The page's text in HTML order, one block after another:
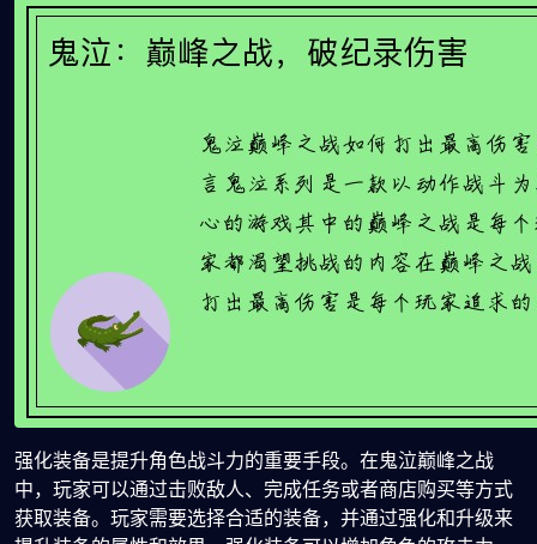
强化装备是提升角色战斗力的重要手段。在鬼泣巅峰之战
中，玩家可以通过击败敌人、完成任务或者商店购买等方式
获取装备。玩家需要选择合适的装备，并通过强化和升级来